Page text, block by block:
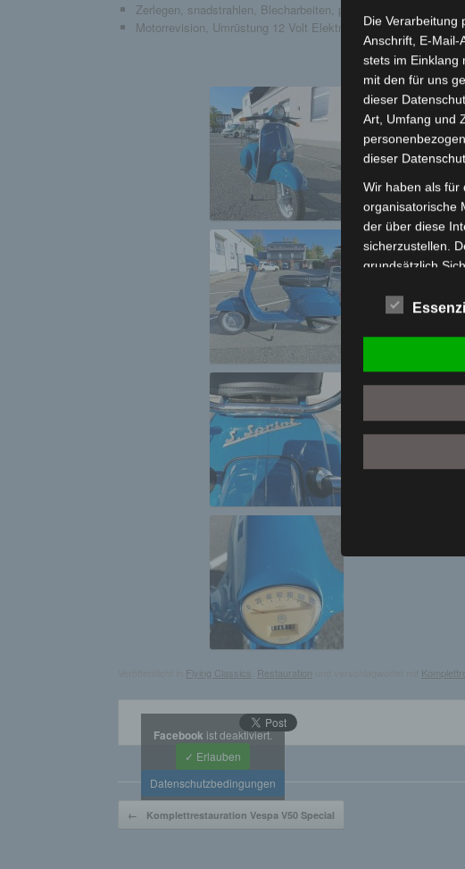
Zerlegen, snadstrahlen, Blecharbeiten, pulvern, lackieren
Motorrevision, Umrüstung 12 Volt Elektronikzündung,
Flying Classics Restauration
Facebook ist deaktiviert.
✓ Erlauben
Datenschutzbedingungen
Beitragsnavigation
← Komplettrestauration Vespa V50 Special
Die Verarbeitung
Anschrift, E-Mail-
stets im Einklang
mit den für uns
dieser
Art, Umfang und
dieser
Wir haben als für
organisatorische
der über diese
sicherzustellen.
grundsätzlich
frei,
Die
Europäischen
sowohl für die
die
Wir verwenden
a)
Kennung
einer